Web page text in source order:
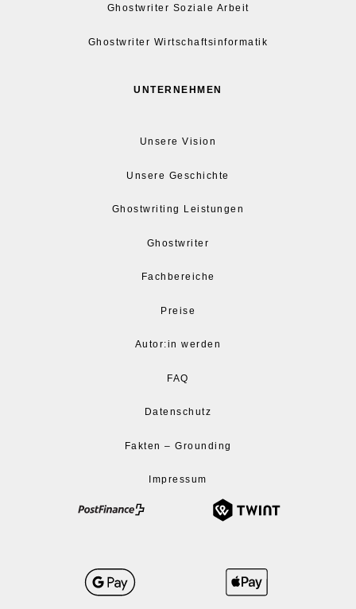
Ghostwriter Soziale Arbeit
Ghostwriter Wirtschaftsinformatik
UNTERNEHMEN
Unsere Vision
Unsere Geschichte
Ghostwriting Leistungen
Ghostwriter
Fachbereiche
Preise
Autor:in werden
FAQ
Datenschutz
Fakten – Grounding
Impressum